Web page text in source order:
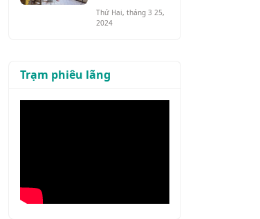
Thứ Hai, tháng 3 25,
2024
Trạm phiêu lãng